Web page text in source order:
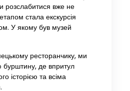
розслабитися вже не
стала екскурсія
У якому був музей
ресторанчику, ми
де впритул
історією та всіма